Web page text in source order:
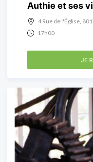
Authie et ses
4 Rue de l'Église,
17h00
JE